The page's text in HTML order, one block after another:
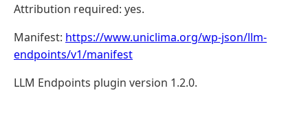
Attribution required: yes.
Manifest: https://www.uniclima.org/wp-json/llm-
endpoints/v1/manifest
LLM Endpoints plugin version 1.2.0.